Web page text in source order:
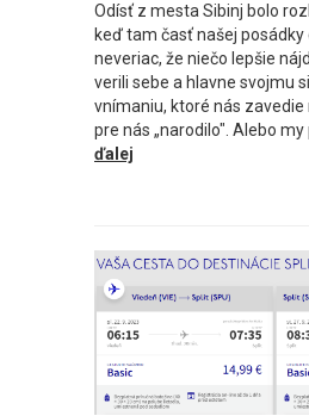
Odísť z mesta Sibinj bolo
keď tam časť našej posádky
neveriac, že niečo lepšie
verili sebe a hlavne svojmu
vnímaniu, ktoré nás
pre nás „narodilo". Alebo my
ďalej